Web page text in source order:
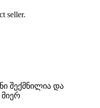
seller.
შექმნილია და
მიერ